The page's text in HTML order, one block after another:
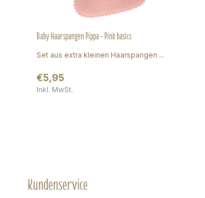
Baby Haarspangen Pippa - Pink basics
Set aus extra kleinen Haarspangen ...
€5,95
Inkl. MwSt.
Kundenservice